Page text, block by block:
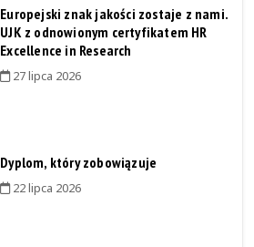
Europejski znak jakości zostaje z nami.
UJK z odnowionym certyfikatem HR
Excellence in Research
27 lipca 2026
Dyplom, który zobowiązuje
22 lipca 2026